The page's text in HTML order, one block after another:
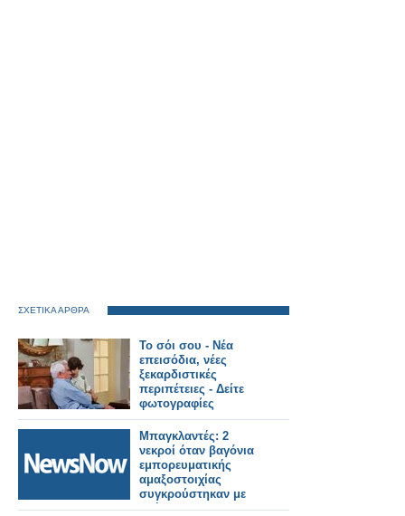
ΣΧΕΤΙΚΑ ΑΡΘΡΑ
Το σόι σου - Νέα
επεισόδια, νέες
ξεκαρδιστικές
περιπέτειες - Δείτε
φωτογραφίες
Μπαγκλαντές: 2
νεκροί όταν βαγόνια
εμπορευματικής
αμαξοστοιχίας
συγκρούστηκαν με
οχήματα.